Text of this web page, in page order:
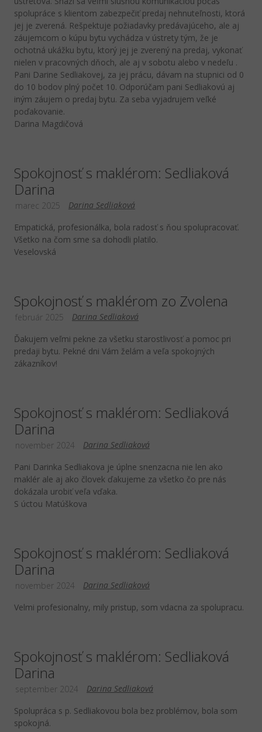
spolupráce s klientom zabezpečiť predaj nehnuteľnosti, ktorá
jej je zverená. Rešpektuje požiadavky predávajúceho, ale aj
záujemcom o kúpu bytu vychádza v ústrety tým, že je
ochotná ukážku bytu, ktorý jej je zverený na predaj, vykonať
nielen v pracovných dňoch, ale aj v sobotu alebo v nedeľu .
Pani Darine Sedliakovej, za jej prácu, dávam na stupnici od 0
do 10 bodov plný počet 10. Odporúčam pani Sedliakovú aj
iným záujem o predaj bytu. Za seba vyjadrujem veľké
poďakovanie.
Darina Magdičová
Spokojnosť s maklérom: Sedliaková
Darina
Darina Sedliaková
marec 2025
Empatická, profesionálka, bola radosť s ňou spolupracovať.
Všetko na čom sme sa dohodli platilo.
Veselovská
Spokojnosť s maklérom zo Zvolena
Darina Sedliaková
február 2025
Ďakujem veľmi pekne za všetku starostlivosť a pomoc pri
predaji bytu. Pekné dni Vám želám a veľa spokojných
zákazníkov!
Spokojnosť s maklérom: Sedliaková
Darina
Darina Sedliaková
november 2024
Pani Darinka Sedliakova je úplne snenzacna nie len ako
maklér ale aj ako človek ďakujeme za všetko čo pre nás
dokázala urobiť veľa vďaka.
S úctou Matúškova
Spokojnosť s maklérom: Sedliaková
Darina
Darina Sedliaková
november 2024
Velmi profesionalny, mily pristup, som vdacna za spolupracu.
Spokojnosť s maklérom: Sedliaková
Darina
Darina Sedliaková
september 2024
Spolupráca s p. Sedliakovou bola bez problémov, bola som
spokojná.